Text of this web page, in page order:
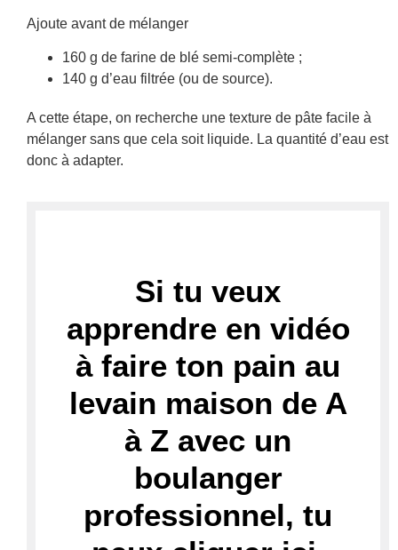
Ajoute avant de mélanger
160 g de farine de blé semi-complète ;
140 g d’eau filtrée (ou de source).
A cette étape, on recherche une texture de pâte facile à
mélanger sans que cela soit liquide. La quantité d’eau est
donc à adapter.
Si tu veux
apprendre en vidéo
à faire ton pain au
levain maison de A
à Z avec un
boulanger
professionnel, tu